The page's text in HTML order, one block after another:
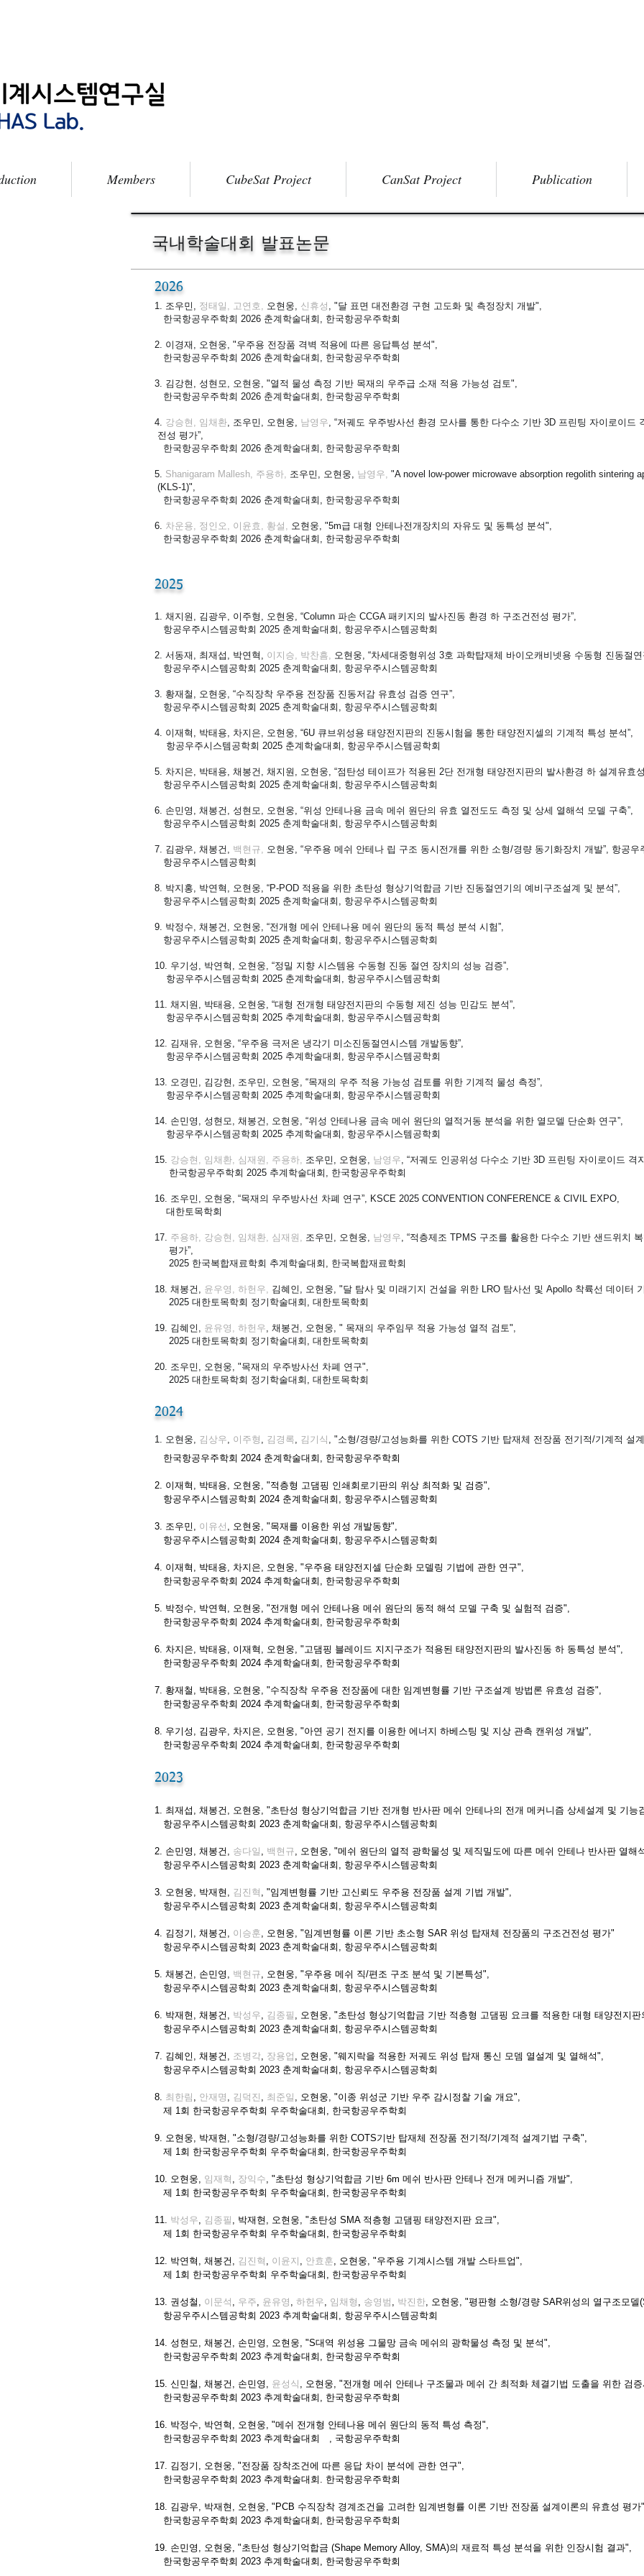
Members CubeSat Project CanSat Project Publication
국내학술대회 발표논문
2026
1. 조우민, 정태일, 고연호, 오현웅, 신휴성 , "달 표면 대전환경 구현 고도화 및 측정장치 개발",
한국항공우주학회 2026 춘계학술대회, 한국항공우주학회
2. 이경재, 오현웅, "우주용 전장품 격벽 적용에 따른 응답특성 분석",
한국항공우주학회 2026 춘계학술대회, 한국항공우주학회
3. 김강현, 성현모, 오현웅, "열적 물성 측정 기반 목재의 우주급 소재 적용 가능성 검토",
한국항공우주학회 2026 춘계학술대회, 한국항공우주학회
4. 강승현, 임채환, 조우민, 오현웅, 남영우, “저궤도 우주방사선 환경 모사를 통한 다수소 기반 3D 프린팅 자이로이
전성 평가”,
한국항공우주학회 2026 춘계학술대회, 한국항공우주학회
5. Shanigaram Mallesh, 주용하, 조우민, 오현웅, 남영우, "A novel low-power microwave absorption regolith sintering
(KLS-1)",
한국항공우주학회 2026 춘계학술대회, 한국항공우주학회
6. 차운용, 정인오, 이윤효, 황설, 오현웅, "5m급 대형 안테나전개장치의 자유도 및 동특성 분석",
한국항공우주학회 2026 춘계학술대회, 한국항공우주학회
2025
1. 채지원, 김광우, 이주형, 오현웅, “Column 파손 CCGA 패키지의 발사진동 환경 하 구조건전성 평가”,
항공우주시스템공학회 2025 춘계학술대회, 항공우주시스템공학회
2. 서동재, 최재섭, 박연혁, 이지승, 박찬흠, 오현웅, “차세대중형위성 3호 과학탑재체 바이오캐비넷용 수동형 진동절
항공우주시스템공학회 2025 춘계학술대회, 항공우주시스템공학회
3. 황재철, 오현웅, “수직장착 우주용 전장품 진동저감 유효성 검증 연구”,
항공우주시스템공학회 2025 춘계학술대회, 항공우주시스템공학회
4. 이재혁, 박태용, 차지은, 오현웅, “6U 큐브위성용 태양전지판의 진동시험을 통한 태양전지셀의 기계적 특성 분석”,
항공우주시스템공학회 2025 춘계학술대회, 항공우주시스템공학회
5. 차지은, 박태용, 채봉건, 채지원, 오현웅, “점탄성 테이프가 적용된 2단 전개형 태양전지판의 발사환경 하 설계유효
항공우주시스템공학회 2025 춘계학술대회, 항공우주시스템공학회
6. 손민영, 채봉건, 성현모, 오현웅, “위성 안테나용 금속 메쉬 원단의 유효 열전도도 측정 및 상세 열해석 모델 구축”,
항공우주시스템공학회 2025 춘계학술대회, 항공우주시스템공학회
7. 김광우, 채봉건, 백현규, 오현웅, “우주용 메쉬 안테나 립 구조 동시전개를 위한 소형/경량 동기화장치 개발”, 항공
항공우주시스템공학회
8. 박지홍, 박연혁, 오현웅, “P-POD 적용을 위한 초탄성 형상기억합금 기반 진동절연기의 예비구조설계 및 분석”,
항공우주시스템공학회 2025 춘계학술대회, 항공우주시스템공학회
9. 박정수, 채봉건, 오현웅, “전개형 메쉬 안테나용 메쉬 원단의 동적 특성 분석 시험”,
항공우주시스템공학회 2025 춘계학술대회, 항공우주시스템공학회
10. 우기성, 박연혁, 오현웅, “정밀 지향 시스템용 수동형 진동 절연 장치의 성능 검증”,
항공우주시스템공학회 2025 춘계학술대회, 항공우주시스템공학회
11. 채지원, 박태용, 오현웅, “대형 전개형 태양전지판의 수동형 제진 성능 민감도 분석”,
항공우주시스템공학회 2025 추계학술대회, 항공우주시스템공학회
12. 김재유, 오현웅, “우주용 극저온 냉각기 미소진동절연시스템 개발동향”,
항공우주시스템공학회 2025 추계학술대회, 항공우주시스템공학회
13. 오경민, 김강현, 조우민, 오현웅, “목재의 우주 적용 가능성 검토를 위한 기계적 물성 측정”,
항공우주시스템공학회 2025 추계학술대회, 항공우주시스템공학회
14. 손민영, 성현모, 채봉건, 오현웅, “위성 안테나용 금속 메쉬 원단의 열적거동 분석을 위한 열모델 단순화 연구”,
항공우주시스템공학회 2025 추계학술대회, 항공우주시스템공학회
15. 강승현, 임채환, 심재원, 주용하, 조우민, 오현웅, 남영우, “저궤도 인공위성 다수소 기반 3D 프린팅 자이로이드 격
한국항공우주학회 2025 추계학술대회, 한국항공우주학회
16. 조우민, 오현웅, “목재의 우주방사선 차폐 연구”, KSCE 2025 CONVENTION CONFERENCE & CIVIL EXPO,
대한토목학회
17. 주용하, 강승현, 임채환, 심재원, 조우민, 오현웅, 남영우, “적층제조 TPMS 구조를 활용한 다수소 기반 샌드위치
평가”,
2025 한국복합재료학회 추계학술대회, 한국복합재료학회
18. 채봉건, 윤우영, 하헌우, 김혜인, 오현웅, "달 탐사 및 미래기지 건설을 위한 LRO 탐사선 및 Apollo 착륙선 데이터
2025 대한토목학회 정기학술대회, 대한토목학회
19. 김혜인, 윤유영, 하헌우, 채봉건, 오현웅, " 목재의 우주임무 적용 가능성 열적 검토",
2025 대한토목학회 정기학술대회, 대한토목학회
20. 조우민, 오현웅, "목재의 우주방사선 차폐 연구",
2025 대한토목학회 정기학술대회, 대한토목학회
2024
1. 오현웅, 김상우, 이주형 , 김경록, 김기식 , "소형/경량/고성능화를 위한 COTS 기반 탑재체 전장품 전기적/기계적 설
한국항공우주학회 2024 춘계학술대회, 한국항공우주학회
2. 이재혁, 박태용, 오현웅, "적층형 고댐핑 인쇄회로기판의 위상 최적화 및 검증",
항공우주시스템공학회 2024 춘계학술대회, 항공우주시스템공학회
3. 조우민, 이유선 , 오현웅, "목재를 이용한 위성 개발동향",
항공우주시스템공학회 2024 춘계학술대회, 항공우주시스템공학회
4. 이재혁, 박태용, 차지은, 오현웅, "우주용 태양전지셀 단순화 모델링 기법에 관한 연구",
한국항공우주학회 2024 추계학술대회, 한국항공우주학회
5. 박정수, 박연혁, 오현웅, "전개형 메쉬 안테나용 메쉬 원단의 동적 해석 모델 구축 및 실험적 검증",
한국항공우주학회 2024 추계학술대회, 한국항공우주학회
6. 차지은, 박태용, 이재혁, 오현웅, "고댐핑 블레이드 지지구조가 적용된 태양전지판의 발사진동 하 동특성 분석",
한국항공우주학회 2024 추계학술대회, 한국항공우주학회
7. 황재철, 박태용, 오현웅, "수직장착 우주용 전장품에 대한 임계변형률 기반 구조설계 방법론 유효성 검증",
한국항공우주학회 2024 추계학술대회, 한국항공우주학회
8. 우기성, 김광우, 차지은, 오현웅, "아연 공기 전지를 이용한 에너지 하베스팅 및 지상 관측 캔위성 개발",
한국항공우주학회 2024 추계학술대회, 한국항공우주학회
2023
1. 최재섭, 채봉건, 오현웅, "초탄성 형상기억합금 기반 전개형 반사판 메쉬 안테나의 전개 메커니즘 상세설계 및 기능
항공우주시스템공학회 2023 춘계학술대회, 항공우주시스템공학회
2. 손민영, 채봉건, 송다일 , 백현규, 오현웅, "메쉬 원단의 열적 광학물성 및 제직밀도에 따른 메쉬 안테나 반사판 열해
항공우주시스템공학회 2023 춘계학술대회, 항공우주시스템공학회
3. 오현웅, 박재현, 김진혁 , "임계변형률 기반 고신뢰도 우주용 전장품 설계 기법 개발",
항공우주시스템공학회 2023 춘계학술대회, 항공우주시스템공학회
4. 김정기, 채봉건, 이승훈, 오현웅, "임계변형률 이론 기반 초소형 SAR 위성 탑재체 전장품의 구조건전성 평가"
항공우주시스템공학회 2023 춘계학술대회, 항공우주시스템공학회
5. 채봉건, 손민영, 백현규, 오현웅, "우주용 메쉬 직/편조 구조 분석 및 기본특성",
항공우주시스템공학회 2023 춘계학술대회, 항공우주시스템공학회
6. 박재현, 채봉건, 박성우, 김종필 , 오현웅, "초탄성 형상기억합금 기반 적층형 고댐핑 요크를 적용한 대형 태양전지
항공우주시스템공학회 2023 춘계학술대회, 항공우주시스템공학회
7. 김혜인, 채봉건, 조병각, 장용업 , 오현웅, "웨지락을 적용한 저궤도 위성 탑재 통신 모뎀 열설계 및 열해석",
항공우주시스템공학회 2023 춘계학술대회, 항공우주시스템공학회
8. 최한림 , 안재명 , 김덕진 , 최준일 , 오현웅, "이종 위성군 기반 우주 감시정찰 기술 개요",
제 1회 한국항공우주학회 우주학술대회, 한국항공우주학회
9. 오현웅, 박재현, "소형/경량/고성능화를 위한 COTS기반 탑재체 전장품 전기적/기계적 설계기법 구축",
제 1회 한국항공우주학회 우주학술대회, 한국항공우주학회
10. 오현웅, 임재혁 , 장익수, "초탄성 형상기억합금 기반 6m 메쉬 반사판 안테나 전개 메커니즘 개발",
제 1회 한국항공우주학회 우주학술대회, 한국항공우주학회
11. 박성우, 김종필 , 박재현, 오현웅, "초탄성 SMA 적층형 고댐핑 태양전지판 요크",
제 1회 한국항공우주학회 우주학술대회, 한국항공우주학회
12. 박연혁, 채봉건, 김진혁 , 이윤지 , 안효훈, 오현웅, "우주용 기계시스템 개발 스타트업",
제 1회 한국항공우주학회 우주학술대회, 한국항공우주학회
13. 권성철, 이문석 , 우주, 윤유영 , 하헌우, 임채형 , 송영범 , 박진한, 오현웅, "평판형 소형/경량 SAR위성의 열구조모
항공우주시스템공학회 2023 추계학술대회, 항공우주시스템공학회
14. 성현모, 채봉건, 손민영, 오현웅, "S대역 위성용 그물망 금속 메쉬의 광학물성 측정 및 분석",
한국항공우주학회 2023 추계학술대회, 한국항공우주학회
15. 신민철 , 채봉건, 손민영, 윤성식 , 오현웅, "전개형 메쉬 안테나 구조물과 메쉬 간 최적화 체결기법 도출을 위한 검
한국항공우주학회 2023 추계학술대회, 한국항공우주학회
16. 박정수, 박연혁, 오현웅, "메쉬 전개형 안테나용 메쉬 원단의 동적 특성 측정",
한국항공우주학회 2023 추계학술대회 , 국항공우주학회
17. 김정기, 오현웅, "전장품 장착조건에 따른 응답 차이 분석에 관한 연구",
한국항공우주학회 2023 추계학술대회. 한국항공우주학회
18. 김광우, 박재현, 오현웅, "PCB 수직장착 경계조건을 고려한 임계변형률 이론 기반 전장품 설계이론의 유효성 평가
한국항공우주학회 2023 추계학술대회, 한국항공우주학회
19. 손민영, 오현웅, "초탄성 형상기억합금 (Shape Memory Alloy, SMA)의 재료적 특성 분석을 위한 인장시험 결과",
한국항공우주학회 2023 추계학술대회, 한국항공우주학회